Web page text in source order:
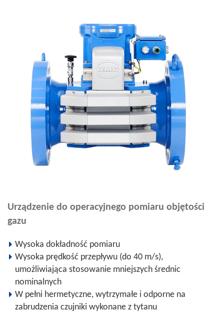
Urządzenie do operacyjnego pomiaru objętości
gazu
Wysoka dokładność pomiaru
Wysoka prędkość przepływu (do 40 m/s),
umożliwiająca stosowanie mniejszych średnic
nominalnych
W pełni hermetyczne, wytrzymałe i odporne na
zabrudzenia czujniki wykonane z tytanu